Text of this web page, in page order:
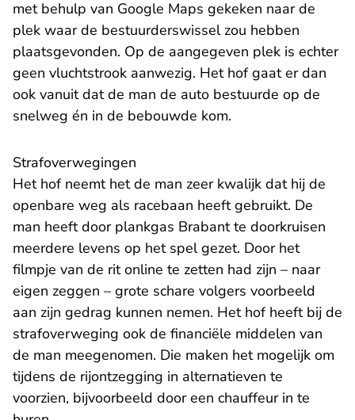
met behulp van Google Maps gekeken naar de
plek waar de bestuurderswissel zou hebben
plaatsgevonden. Op de aangegeven plek is echter
geen vluchtstrook aanwezig. Het hof gaat er dan
ook vanuit dat de man de auto bestuurde op de
snelweg én in de bebouwde kom.
Strafoverwegingen
Het hof neemt het de man zeer kwalijk dat hij de
openbare weg als racebaan heeft gebruikt. De
man heeft door plankgas Brabant te doorkruisen
meerdere levens op het spel gezet. Door het
filmpje van de rit online te zetten had zijn – naar
eigen zeggen – grote schare volgers voorbeeld
aan zijn gedrag kunnen nemen. Het hof heeft bij de
strafoverweging ook de financiële middelen van
de man meegenomen. Die maken het mogelijk om
tijdens de rijontzegging in alternatieven te
voorzien, bijvoorbeeld door een chauffeur in te